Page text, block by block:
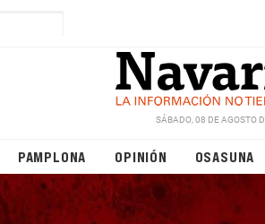
SÁBADO, 08 DE AGOSTO
PAMPLONA OPINIÓN OSASUNA